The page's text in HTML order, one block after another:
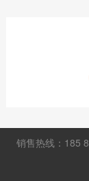
销售热线：185